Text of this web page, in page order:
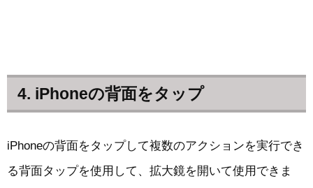
4. iPhoneの背面をタップ
iPhoneの背面をタップして複数のアクションを実行でき
る背面タップを使用して、拡大鏡を開いて使用できま